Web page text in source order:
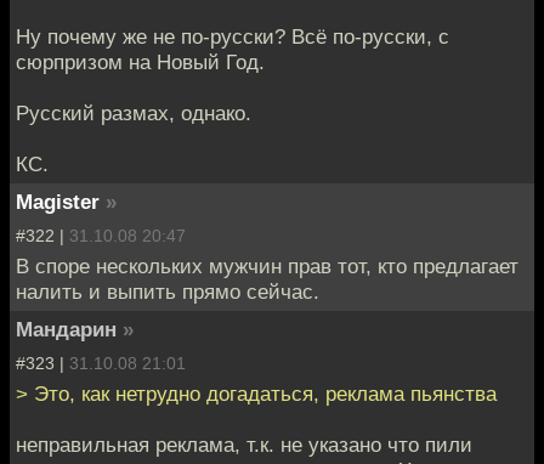
Ну почему же не по-русски? Всё по-русски, с
сюрпризом на Новый Год.
Русский размах, однако.
КС.
Magister »
#322 | 31.10.08 20:47
В споре нескольких мужчин прав тот, кто предлагает
налить и выпить прямо сейчас.
Мандарин »
#323 | 31.10.08 21:01
> Это, как нетрудно догадаться, реклама пьянства
неправильная реклама, т.к. не указано что пили